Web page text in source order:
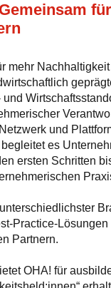
mehr
und
es
ersten Schritten
Practice-
Partnern.
OHA! für